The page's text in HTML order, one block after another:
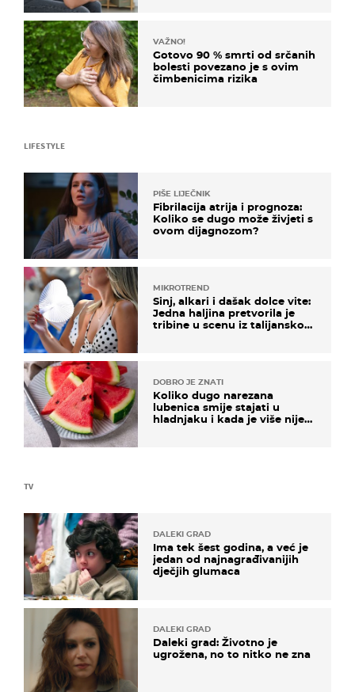
VAŽNO!
Gotovo 90 % smrti od srčanih
bolesti povezano je s ovim
čimbenicima rizika
TV
DALEKI GRAD
Ima tek šest godina, a već je
jedan od najnagrađivanijih
dječjih glumaca
DALEKI GRAD
Daleki grad: Životno je
ugrožena, no to nitko ne zna
LIFESTYLE
PIŠE LIJEČNIK
Fibrilacija atrija i prognoza:
Koliko se dugo može živjeti s
ovom dijagnozom?
MIKROTREND
Sinj, alkari i dašak dolce vite:
Jedna haljina pretvorila je
tribine u scenu iz talijanskog
DOBRO JE ZNATI
Koliko dugo narezana
lubenica smije stajati u
hladnjaku i kada je više nije